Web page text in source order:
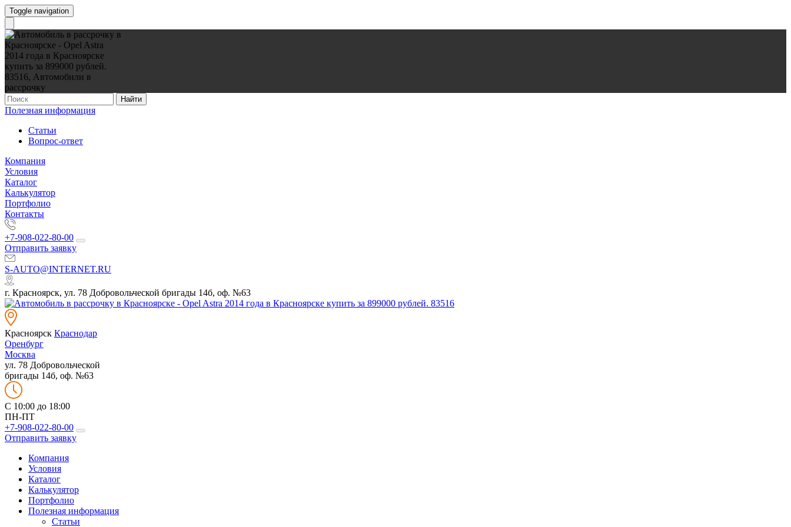
Toggle navigation
Найти
Полезная информация
Статьи
Вопрос-ответ
Компания
Условия
Каталог
Калькулятор
Портфолио
Контакты
+7-908-022-80-00
Отправить заявку
S-AUTO@INTERNET.RU
г. Красноярск, ул. 78 Добровольческой бригады 14б, оф. №63
Красноярск Краснодар
Оренбург
Москва
ул. 78 Добровольческой
бригады 14б, оф. №63
C 10:00 до 18:00
ПН-ПТ
+7-908-022-80-00
Отправить заявку
Компания
Условия
Каталог
Калькулятор
Портфолио
Полезная информация
Статьи